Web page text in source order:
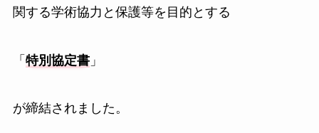
関する学術協力と保護等を目的とする
「 特別協定書」
が締結されました。